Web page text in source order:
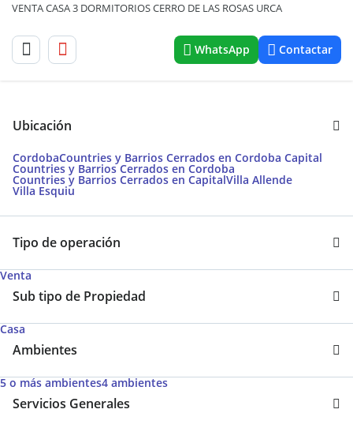
VENTA CASA 3 DORMITORIOS CERRO DE LAS ROSAS URCA
WhatsApp Contactar
Ubicación
CordobaCountries y Barrios Cerrados en Cordoba Capital
Countries y Barrios Cerrados en Cordoba
Countries y Barrios Cerrados en CapitalVilla Allende
Villa Esquiu
Tipo de operación
Venta
Sub tipo de Propiedad
Casa
Ambientes
5 o más ambientes4 ambientes
Servicios Generales